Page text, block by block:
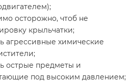
осторожно, чтоб не
крыльчатки;
агрессивные химические
острые предметы и
под высоким давлением;